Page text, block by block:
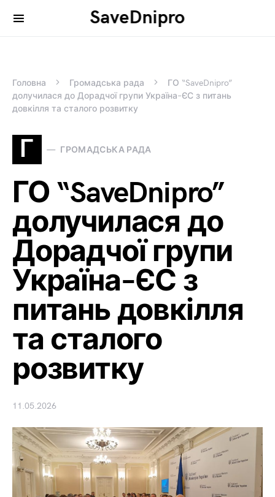
SaveDnipro
Search for:
Головна Громадська рада
ГО “SaveDnipro”
долучилася до Дорадчої групи Україна–ЄС з питань
довкілля та сталого розвитку
Г ГРОМАДСЬКА РАДА
ГО “SaveDnipro”
долучилася до
Дорадчої групи
Україна–ЄС з
питань довкілля
та сталого
розвитку
11.05.2026